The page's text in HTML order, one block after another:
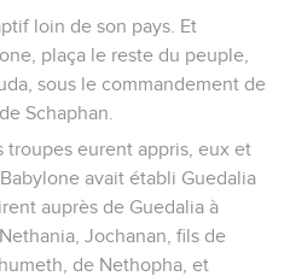
loin de son pays. Et
plaça le reste du peuple,
sous le commandement de
Schaphan.
troupes eurent appris, eux et
avait établi Guedalia
auprès de Guedalia à
Jochanan, fils de
de Nethopha, et